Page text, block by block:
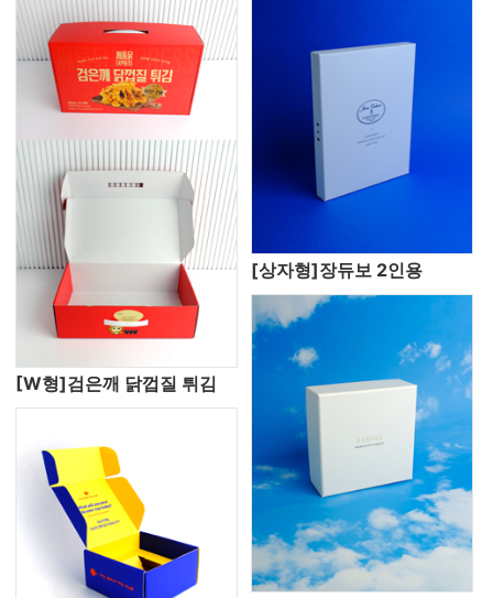
[W형]검은깨 닭껍질 튀김
[상자형]장듀보 2인용